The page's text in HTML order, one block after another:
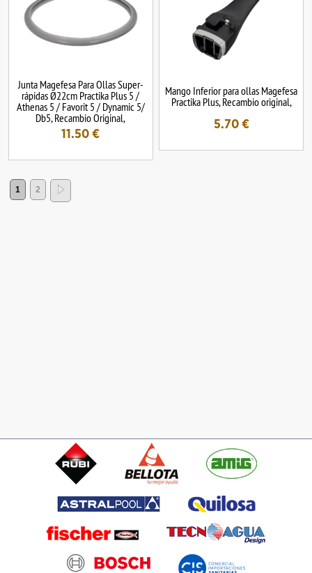
Junta Magefesa Para Ollas Super-
rápidas Ø22cm Practika Plus 5 /
Athenas 5 / Favorit 5 / Dynamic 5/
Db5, Recambio Original,
11.50 €
Mango Inferior para ollas Magefesa
Practika Plus, Recambio original,
5.70€
1 2